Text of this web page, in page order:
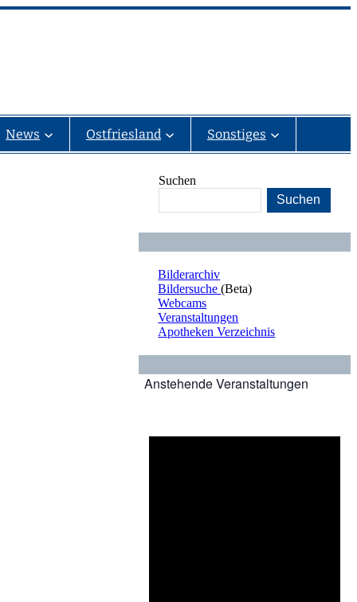
News Ostfriesland Sonstiges
Suchen
Suchen
Bilderarchiv
Bildersuche(Beta)
Webcams
Veranstaltungen
Apotheken Verzeichnis
Anstehende Veranstaltungen